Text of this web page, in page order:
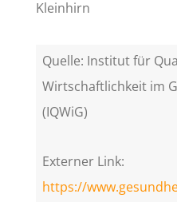
Kleinhirn
Quelle: Institut für
Wirtschaftlichkeit im
(IQWiG)
Externer Link:
https://